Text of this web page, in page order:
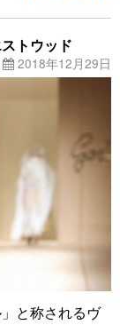
トウッド
2018年12月29日
と称されるヴ